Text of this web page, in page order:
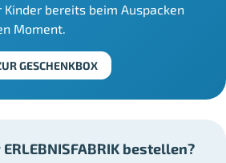
bereits beim Auspacken
Moment.
GESCHENKBOX
bestellen?